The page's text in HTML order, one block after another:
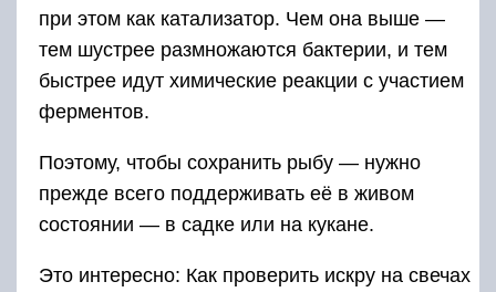
при этом как катализатор. Чем она выше —
тем шустрее размножаются бактерии, и тем
быстрее идут химические реакции с участием
ферментов.
Поэтому, чтобы сохранить рыбу — нужно
прежде всего поддерживать её в живом
состоянии — в садке или на кукане.
Это интересно: Как проверить искру на свечах